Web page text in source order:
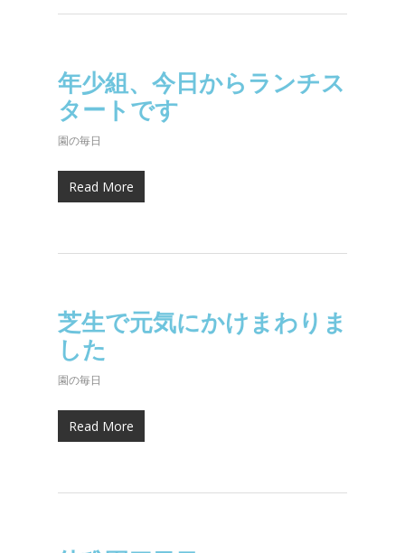
年少組、今日からランチス
タートです
園の毎日
Read More
芝生で元気にかけまわりま
した
園の毎日
Read More